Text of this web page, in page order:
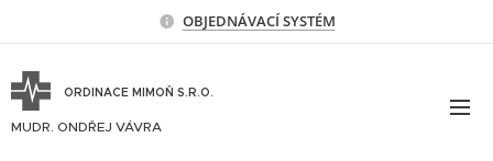
OBJEDNÁVACÍ SYSTÉM
ORDINACE MIMOŇ S.R.O.
MUDR. ONDŘEJ VÁVRA